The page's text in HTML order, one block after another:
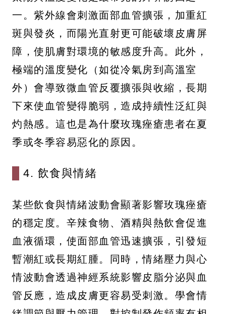
一。紫外線會刺激面部血管擴張，加重紅
斑與發炎，而陽光直射更可能破壞皮膚屏
障，使肌膚對環境的敏感度升高。此外，
極端的溫度變化（如從冷氣房到高溫室
外）會導致微血管反覆擴張與收縮，長期
下來使血管變得脆弱，造成持續性泛紅與
灼熱感。這也是為什麼玫瑰痤瘡患者在夏
季或冬季容易惡化的原因。
4. 飲食與情緒
某些飲食與情緒波動會顯著影響玫瑰痤瘡
的穩定度。辛辣食物、酒精與熱飲會促進
血液循環，使面部血管迅速擴張，引發短
暫潮紅或長期紅腫。同時，情緒壓力與心
情波動會透過神經系統影響皮脂分泌與血
管反應，造成皮膚更容易受刺激。學會情